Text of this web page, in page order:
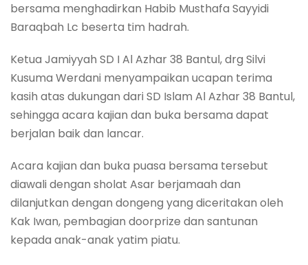
bersama menghadirkan Habib Musthafa Sayyidi
Baraqbah Lc beserta tim hadrah.
Ketua Jamiyyah SD I Al Azhar 38 Bantul, drg Silvi
Kusuma Werdani menyampaikan ucapan terima
kasih atas dukungan dari SD Islam Al Azhar 38 Bantul,
sehingga acara kajian dan buka bersama dapat
berjalan baik dan lancar.
Acara kajian dan buka puasa bersama tersebut
diawali dengan sholat Asar berjamaah dan
dilanjutkan dengan dongeng yang diceritakan oleh
Kak Iwan, pembagian doorprize dan santunan
kepada anak-anak yatim piatu.